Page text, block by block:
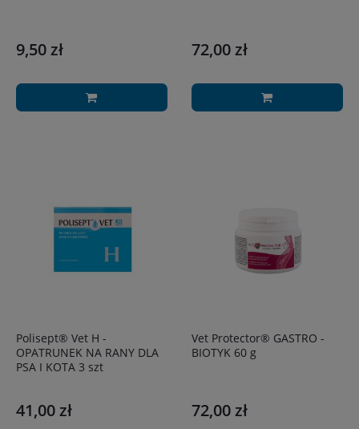
9,50 zł 72,00 zł
Polisept® Vet H -
OPATRUNEK NA RANY DLA
PSA I KOTA 3 szt
41,00 zł
Vet Protector® GASTRO -
BIOTYK 60 g
72,00 zł